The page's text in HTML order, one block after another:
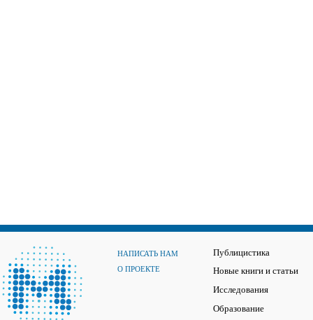
НАПИСАТЬ НАМ
О ПРОЕКТЕ
Публицистика
Новые книги и статьи
Исследования
Образование